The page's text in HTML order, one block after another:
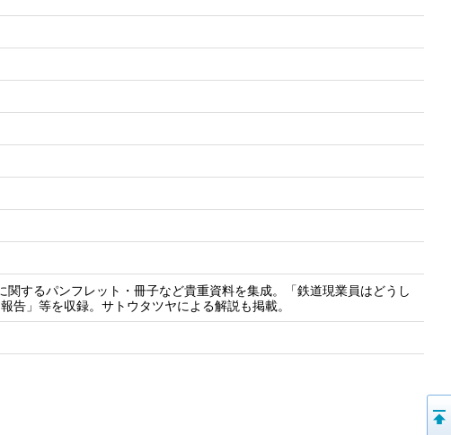
するパンフレット・冊子など貴重資料を集成。「鉄道現業員はどうし
告」等を収録。サトウタツヤによる解説も掲載。